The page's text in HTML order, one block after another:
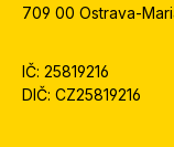
709 00 Ostrava-
IČ: 25819216
DIČ: CZ25819216